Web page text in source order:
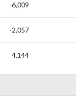
-6,009
-2,057
4,144